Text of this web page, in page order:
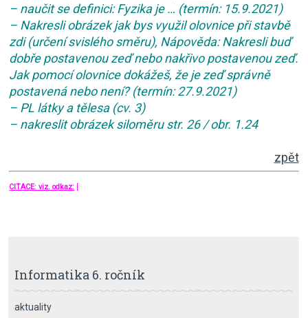
– naučit se definici: Fyzika je … (termín: 15.9.2021)
– Nakresli obrázek jak bys využil olovnice při stavbě
zdi (určení svislého směru), Nápověda: Nakresli buď
dobře postavenou zeď nebo nakřivo postavenou zeď.
Jak pomocí olovnice dokážeš, že je zeď správně
postavená nebo není? (termín: 27.9.2021)
– PL látky a tělesa (cv. 3)
– nakreslit obrázek siloměru str. 26 / obr. 1.24
zpět
CITACE: viz. odkaz: [
Informatika 6. ročník
aktuality